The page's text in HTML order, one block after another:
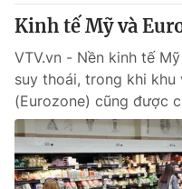
Kinh tế Mỹ và
VTV.vn - Nền kinh tế
suy thoái, trong khi
(Eurozone) cũng được